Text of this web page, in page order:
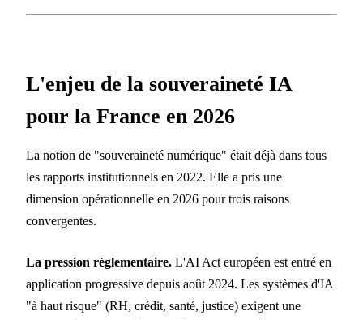
L'enjeu de la souveraineté IA
pour la France en 2026
La notion de "souveraineté numérique" était déjà dans tous
les rapports institutionnels en 2022. Elle a pris une
dimension opérationnelle en 2026 pour trois raisons
convergentes.
La pression réglementaire. L'AI Act européen est entré en
application progressive depuis août 2024. Les systèmes d'IA
"à haut risque" (RH, crédit, santé, justice) exigent une